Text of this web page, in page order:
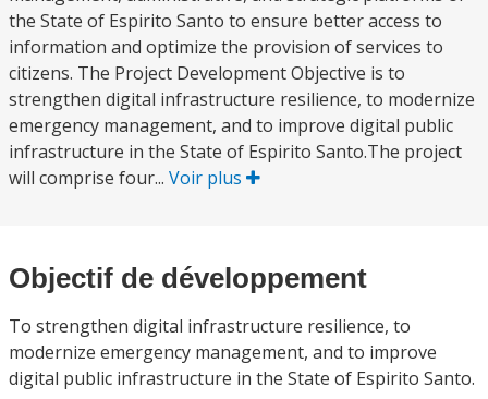
the State of Espirito Santo to ensure better access to
information and optimize the provision of services to
citizens. The Project Development Objective is to
strengthen digital infrastructure resilience, to modernize
emergency management, and to improve digital public
infrastructure in the State of Espirito Santo.The project
will comprise four... Voir plus
Objectif de développement
To strengthen digital infrastructure resilience, to
modernize emergency management, and to improve
digital public infrastructure in the State of Espirito Santo.